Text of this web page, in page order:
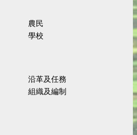
農民
學校
沿革及任務
組織及編制